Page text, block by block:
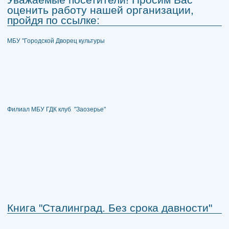
оценить работу нашей организации,
пройдя по ссылке:
МБУ "Городской Дворец культуры
Филиал МБУ ГДК клуб "Заозерье"
Книга "Сталинград. Без срока давности"